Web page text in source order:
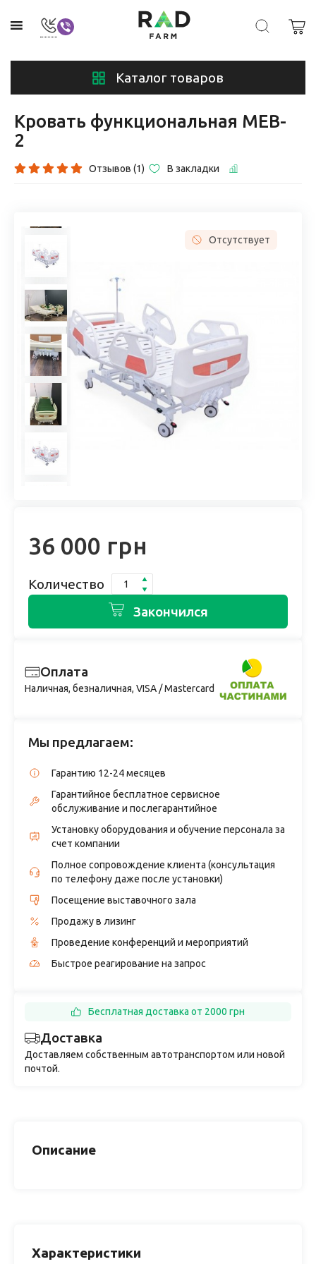
Каталог товаров
Кровать функциональная MEB-
2
Отзывов (1) В закладки
Отсутствует
36 000 грн
Количество
Закончился
Оплата
Наличная, безналичная, VISA / Mastercard
Мы предлагаем:
Гарантию 12-24 месяцев
Гарантийное бесплатное сервисное
обслуживание и послегарантийное
Установку оборудования и обучение персонала за
счет компании
Полное сопровождение клиента (консультация
по телефону даже после установки)
Посещение выставочного зала
Продажу в лизинг
Проведение конференций и мероприятий
Быстрое реагирование на запрос
Доставка
Доставляем собственным автотранспортом или новой
почтой.
Бесплатная доставка от 2000 грн
Описание
Характеристики